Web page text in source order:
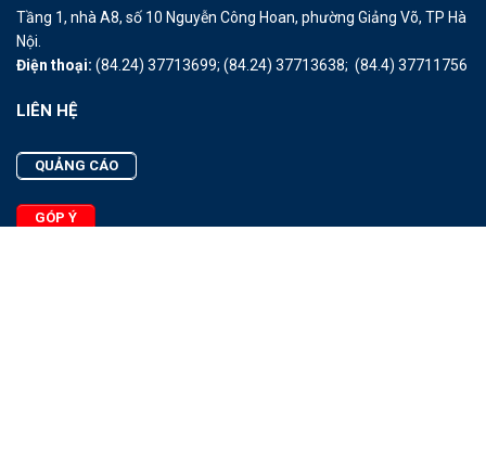
Tầng 1, nhà A8, số 10 Nguyễn Công Hoan, phường Giảng Võ, TP Hà
Nội.
Điện thoại: (84.24) 37713699; (84.24) 37713638; (84.4) 37711756
LIÊN HỆ
QUẢNG CÁO
GÓP Ý